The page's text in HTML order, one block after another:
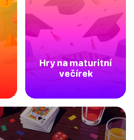
Hry na maturitní
večírek